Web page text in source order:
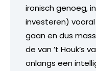
ironisch genoeg,
investeren)
gaan en dus
de van ’t Houk’s
onlangs een